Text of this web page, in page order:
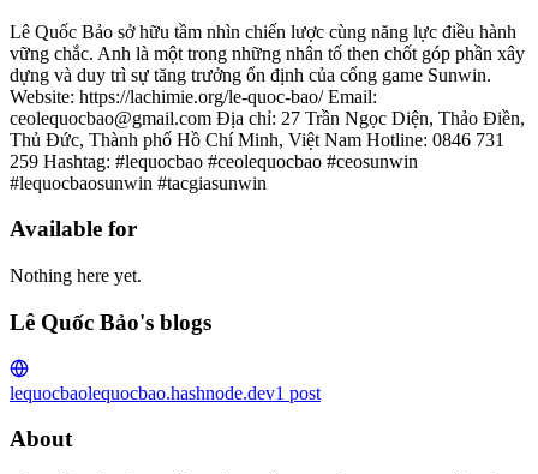
Lê Quốc Bảo sở hữu tầm nhìn chiến lược cùng năng lực điều hành
vững chắc. Anh là một trong những nhân tố then chốt góp phần xây
dựng và duy trì sự tăng trưởng ổn định của cổng game Sunwin.
Website: https://lachimie.org/le-quoc-bao/ Email:
ceolequocbao@gmail.com Địa chỉ: 27 Trần Ngọc Diện, Thảo Điền,
Thủ Đức, Thành phố Hồ Chí Minh, Việt Nam Hotline: 0846 731
259 Hashtag: #lequocbao #ceolequocbao #ceosunwin
#lequocbaosunwin #tacgiasunwin
Available for
Nothing here yet.
Lê Quốc Bảo's blogs
lequocbaolequocbao.hashnode.dev1 post
About